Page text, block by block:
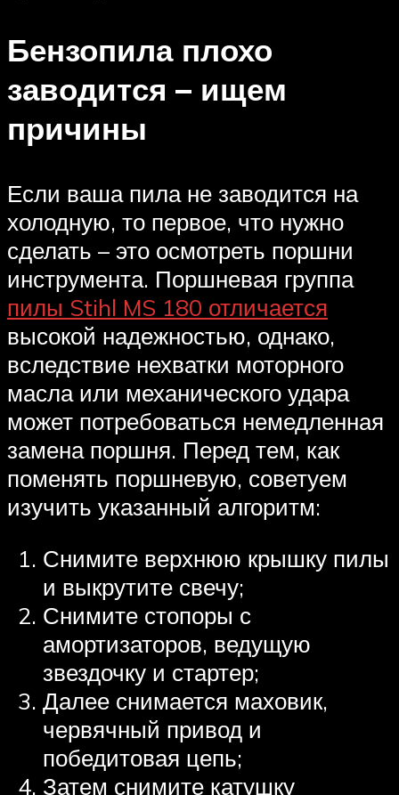
Бензопила плохо
заводится – ищем
причины
Если ваша пила не заводится на
холодную, то первое, что нужно
сделать – это осмотреть поршни
инструмента. Поршневая группа
пилы Stihl MS 180 отличается
высокой надежностью, однако,
вследствие нехватки моторного
масла или механического удара
может потребоваться немедленная
замена поршня. Перед тем, как
поменять поршневую, советуем
изучить указанный алгоритм:
Снимите верхнюю крышку пилы
и выкрутите свечу;
Снимите стопоры с
амортизаторов, ведущую
звездочку и стартер;
Далее снимается маховик,
червячный привод и
победитовая цепь;
Затем снимите катушку